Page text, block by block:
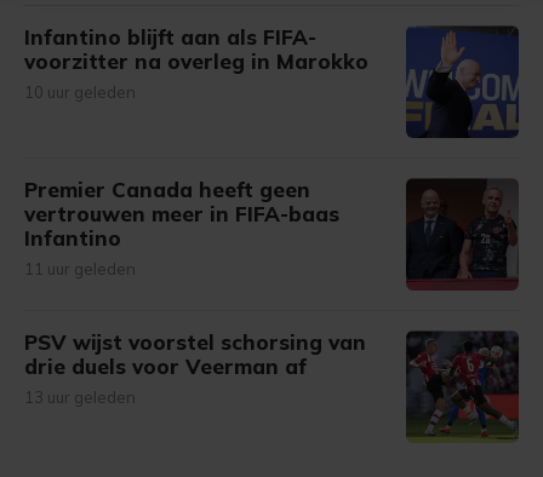
onze cookiepagina kun je ons cookiebeleid bekijken en je
gemaakte keuze altijd wijzigen of intrekken.
Infantino blijft aan als FIFA-
voorzitter na overleg in Marokko
10 uur geleden
Premier Canada heeft geen
vertrouwen meer in FIFA-baas
Infantino
11 uur geleden
PSV wijst voorstel schorsing van
drie duels voor Veerman af
13 uur geleden